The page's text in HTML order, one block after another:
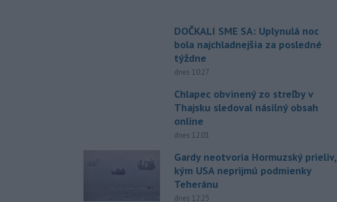
DOČKALI SME SA: Uplynulá noc
bola najchladnejšia za posledné
týždne
dnes 10:27
Chlapec obvinený zo streľby v
Thajsku sledoval násilný obsah
online
dnes 12:01
Gardy neotvoria Hormuzský prieliv,
kým USA neprijmú podmienky
Teheránu
dnes 12:25